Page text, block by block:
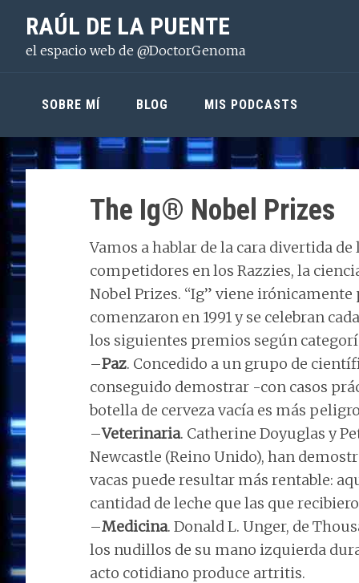
principal
contenido
lateral
RAÚL DE LA PUENTE
el espacio web de @DoctorGenoma
SOBRE MÍ BLOG MIS PODCASTS
The Ig® Nobel Prizes
Vamos a hablar de la cara divertida
competidores en los Razzies, la
Nobel Prizes. “Ig” viene
comenzaron en 1991 y se celebran
los siguientes premios según
–Paz. Concedido a un grupo de
conseguido demostrar -con casos
botella de cerveza vacía es más
–Veterinaria. Catherine Doyuglas y
Newcastle (Reino Unido), han
vacas puede resultar más rentable:
cantidad de leche que las que
–Medicina. Donald L. Unger, de
los nudillos de su mano izquierda
acto cotidiano produce artritis.